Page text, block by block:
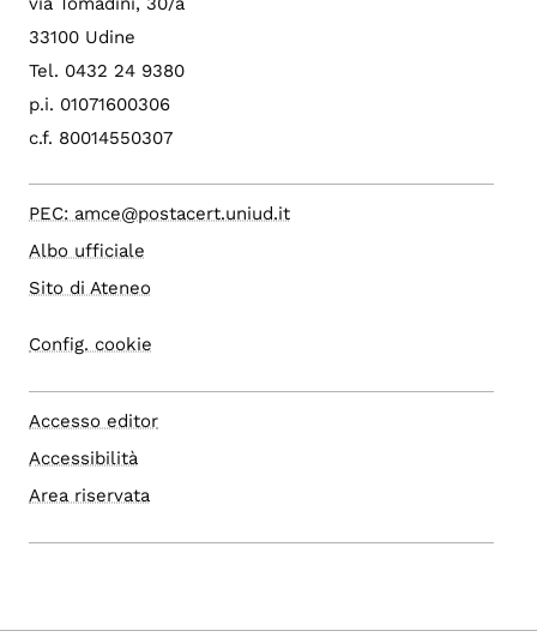
33100 Udine
Tel. 0432 24 9380
p.i. 01071600306
c.f. 80014550307
PEC: amce@postacert.uniud.it
Albo ufficiale
Sito di Ateneo
Config. cookie
Accesso editor
Accessibilità
Area riservata